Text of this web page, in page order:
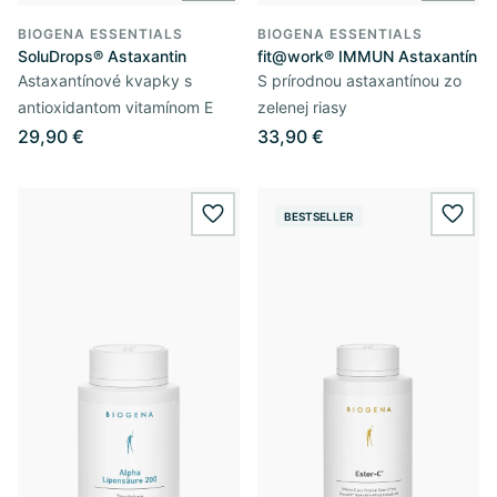
BIOGENA ESSENTIALS
SoluDrops® Astaxantin
Astaxantínové kvapky s
antioxidantom vitamínom E
29,90 €
BIOGENA ESSENTIALS
fit@work® IMMUN Astaxantín
S prírodnou astaxantínou zo
zelenej riasy
33,90 €
wishlist.addBESTSELLER